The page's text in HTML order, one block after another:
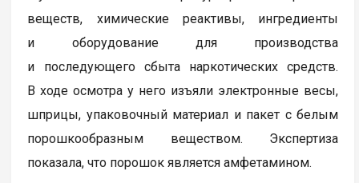
веществ, химические реактивы, ингредиенты
и оборудование для производства
и последующего сбыта наркотических средств.
В ходе осмотра у него изъяли электронные весы,
шприцы, упаковочный материал и пакет с белым
порошкообразным веществом. Экспертиза
показала, что порошок является амфетамином.